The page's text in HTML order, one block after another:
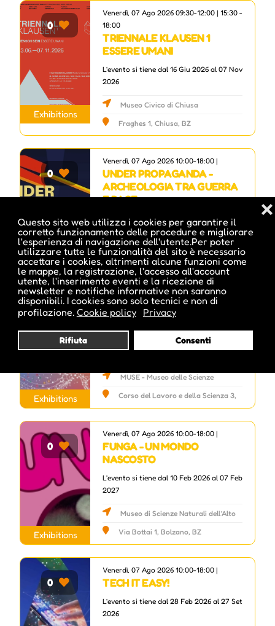
Questo sito web utilizza i cookies per garantire il
corretto funzionamento delle procedure e migliorare
l'esperienza di navigazione dell'utente.Per poter
utilizzare tutte le funzionalità del sito è necessario
accettare i cookies, altrimenti alcune funzioni come
le mappe, la registrazione, l'accesso all'account
utente, l'inserimento eventi e la ricezione di
newsletter e notifiche informative non saranno
disponibili. I cookies sono solo tecnici e non di
profilazione. Cookie policy Privacy
Rifiuta Consenti
❌
0
Exhibitions
Venerdì, 07 Ago 2026 09:30-12:00 | 15:30 -
18:00
TRIENNALE KLAUSEN 1
ESSERE UMANI
L'evento si tiene dal 16 Giu 2026 al 07 Nov
2026
Museo Civico di Chiusa
Fraghes 1, Chiusa, BZ
0
Exhibitions
Venerdì, 07 Ago 2026 10:00-18:00 |
UNDER PROPAGANDA -
ARCHEOLOGIA TRA GUERRA
E PACE
L'evento si tiene dal 25 Nov 2025 al 08
Nov 2026
Museo Archeologico dell'Alto Adige
via Museo 43, Bolzano, BZ
0
Exhibitions
Venerdì, 07 Ago 2026 10:00-18:00 |
OLTRE IL TRAGUARDO
L'evento si tiene dal 01 Feb 2026 al 04 Ott
MUSE - Museo delle Scienze
Corso del Lavoro e della Scienza 3,
Trento, TN
0
Exhibitions
Venerdì, 07 Ago 2026 10:00-18:00 |
FUNGA - UN MONDO
NASCOSTO
L'evento si tiene dal 10 Feb 2026 al 07 Feb
2027
Museo di Scienze Naturali dell'Alto
Adige
Via Bottai 1, Bolzano, BZ
0
Venerdì, 07 Ago 2026 10:00-18:00 |
TECH IT EASY!
L'evento si tiene dal 28 Feb 2026 al 27 Set
2026